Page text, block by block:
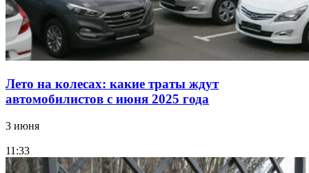
Лето на колесах: какие траты ждут
автомобилистов с июня 2025 года
3 июня
11:33